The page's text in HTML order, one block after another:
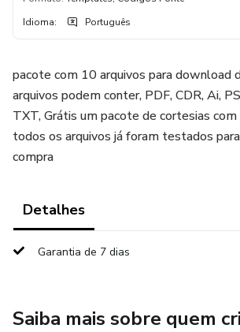
Idioma: Português
pacote com 10 arquivos para download
arquivos podem conter, PDF, CDR, Ai,
TXT, Grátis um pacote de cortesias
todos os arquivos já foram testados
compra
Detalhes
Garantia de 7 dias
Saiba mais sobre quem